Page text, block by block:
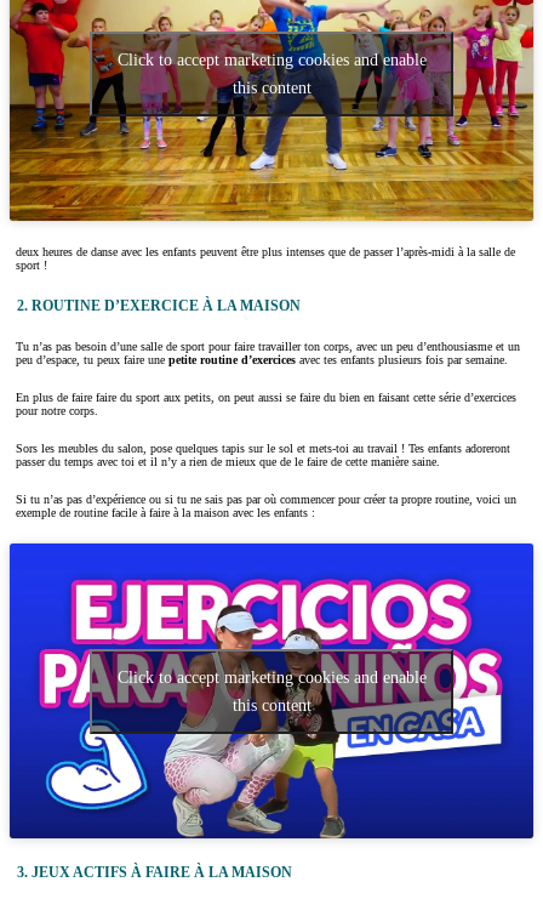
Click to accept marketing cookies and enable
this content
deux heures de danse avec les enfants peuvent être plus intenses que de passer l’après-midi à la salle de
sport !
2. ROUTINE D’EXERCICE À LA MAISON
Tu n’as pas besoin d’une salle de sport pour faire travailler ton corps, avec un peu d’enthousiasme et un
peu d’espace, tu peux faire une petite routine d’exercices avec tes enfants plusieurs fois par semaine.
En plus de faire faire du sport aux petits, on peut aussi se faire du bien en faisant cette série d’exercices
pour notre corps.
Sors les meubles du salon, pose quelques tapis sur le sol et mets-toi au travail ! Tes enfants adoreront
passer du temps avec toi et il n’y a rien de mieux que de le faire de cette manière saine.
Si tu n’as pas d’expérience ou si tu ne sais pas par où commencer pour créer ta propre routine, voici un
exemple de routine facile à faire à la maison avec les enfants :
Click to accept marketing cookies and enable
this content
3. JEUX ACTIFS À FAIRE À LA MAISON